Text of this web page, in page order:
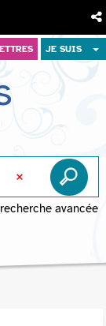
JE SUIS
recherche avancée